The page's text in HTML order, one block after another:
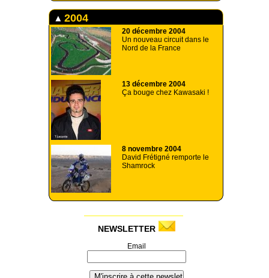
2004
20 décembre 2004
Un nouveau circuit dans le
Nord de la France
13 décembre 2004
Ça bouge chez Kawasaki !
8 novembre 2004
David Frétigné remporte le
Shamrock
NEWSLETTER
Email